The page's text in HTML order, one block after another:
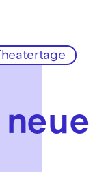
Footer springen
neue